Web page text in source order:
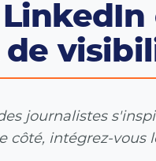
journalistes
côté, intégrez-vous